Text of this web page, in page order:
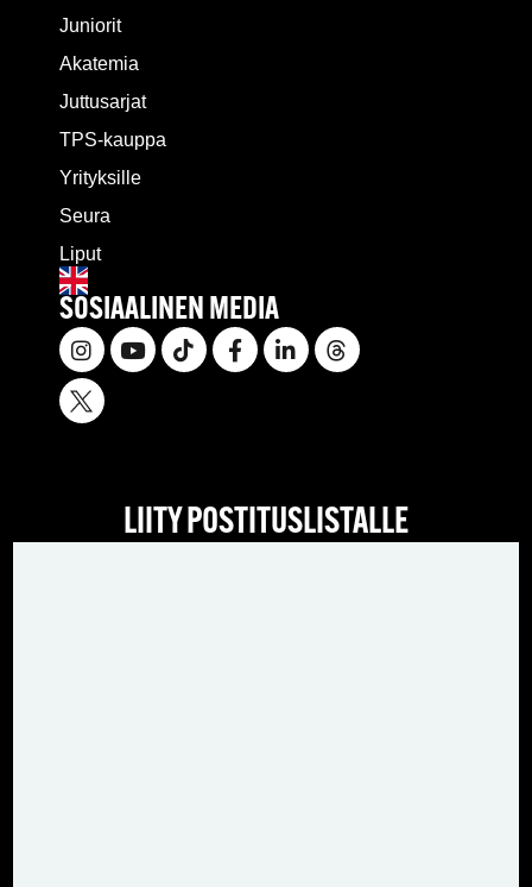
Juniorit
Akatemia
Juttusarjat
TPS-kauppa
Yrityksille
Seura
Liput
SOSIAALINEN MEDIA
LIITY POSTITUSLISTALLE